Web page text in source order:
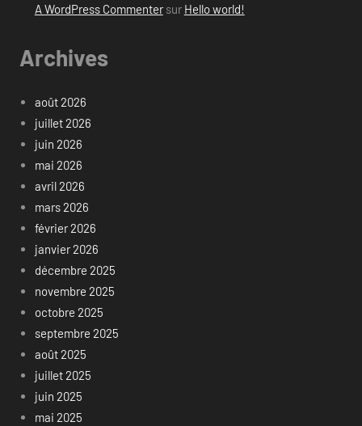
A WordPress Commentersur Hello world!
Archives
août 2026
juillet 2026
juin 2026
mai 2026
avril 2026
mars 2026
février 2026
janvier 2026
décembre 2025
novembre 2025
octobre 2025
septembre 2025
août 2025
juillet 2025
juin 2025
mai 2025